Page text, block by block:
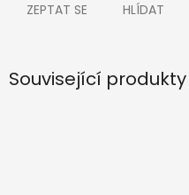
ZEPTAT SE HLÍDAT
Související produkty